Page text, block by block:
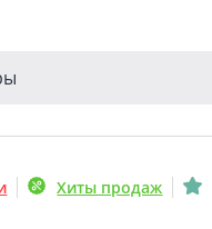
Хиты продаж